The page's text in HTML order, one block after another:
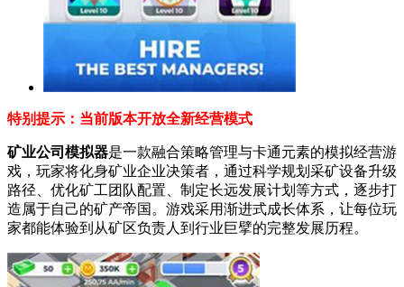
特别提示：当前版本开放全新经营模式
矿业公司模拟器是一款融合策略管理与卡通元素的模拟经营游
戏，玩家将化身矿业企业决策者，通过科学规划采矿设备升级
路径、优化矿工团队配置、制定长远发展计划等方式，逐步打
造属于自己的矿产帝国。游戏采用渐进式成长体系，让每位玩
家都能体验到从矿区负责人到行业巨擘的完整发展历程。